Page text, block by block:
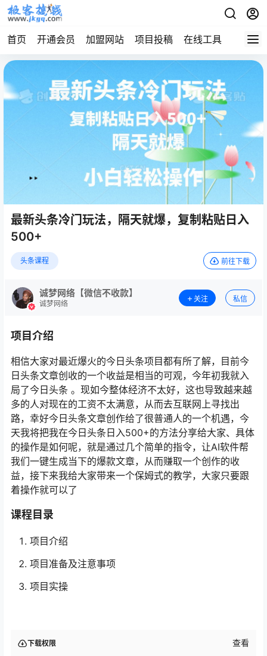
首页 开通会员 加盟网站 项目投稿 在线工具 地址发
最新头条冷门玩法，隔天就爆，复制粘贴日入
500+
头条课程 前往下载
诚梦网络【微信不收款】
诚梦网络
关注 私信
项目介绍
相信大家对最近爆火的今日头条项目都有所了解，目前今
日头条文章创收的一个收益是相当的可观，今年初我就入
局了今日头条 。现如今整体经济不太好，这也导致越来越
多的人对现在的工资不太满意，从而去互联网上寻找出
路，幸好今日头条文章创作给了很普通人的一个机遇，今
天我将把我在今日头条日入500+的方法分享给大家、具体
的操作是如何呢，就是通过几个简单的指令，让AI软件帮
我们一键生成当下的爆款文章，从而赚取一个创作的收
益，接下来我给大家带来一个保姆式的教学，大家只要跟
着操作就可以了
课程目录
项目介绍
项目准备及注意事项
项目实操
下载权限 查看